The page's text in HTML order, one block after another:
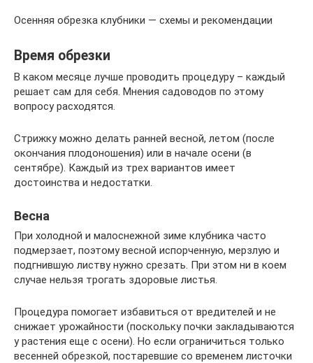
Осенняя обрезка клубники — схемы и рекомендации
Время обрезки
В каком месяце лучше проводить процедуру – каждый
решает сам для себя. Мнения садоводов по этому
вопросу расходятся.
Стрижку можно делать ранней весной, летом (после
окончания плодоношения) или в начале осени (в
сентябре). Каждый из трех вариантов имеет
достоинства и недостатки.
Весна
При холодной и малоснежной зиме клубника часто
подмерзает, поэтому весной испорченную, мерзлую и
подгнившую листву нужно срезать. При этом ни в коем
случае нельзя трогать здоровые листья.
Процедура помогает избавиться от вредителей и не
снижает урожайности (поскольку почки закладываются
у растения еще с осени). Но если ограничиться только
весенней обрезкой, постаревшие со временем листочки